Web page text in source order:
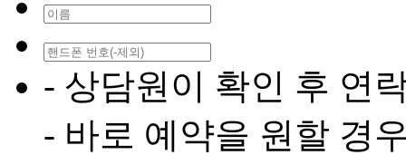
- 상담원이 확인 후 연
- 바로 예약을 원할 경